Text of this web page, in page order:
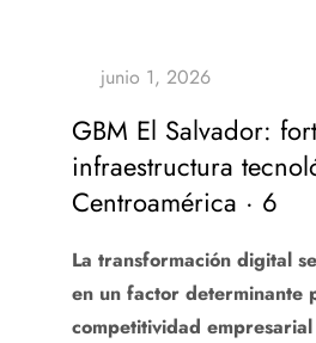
GBM El Salvador:
infraestructura
Centroamérica · 6
La transformación digital
en un factor determinante
competitividad